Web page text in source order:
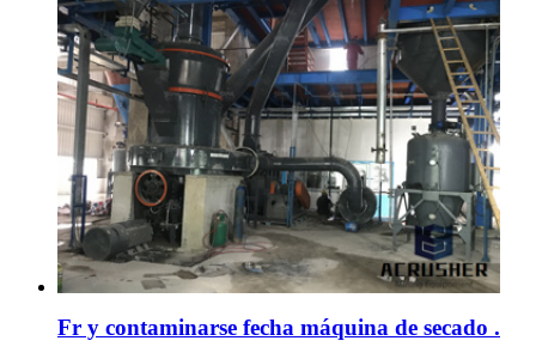
Fr y contaminarse fecha máquina de secado .